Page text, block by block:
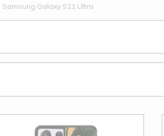
Samsung Galaxy S21 Ultra